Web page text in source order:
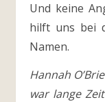
Und keine
hilft uns bei
Namen.
Hannah
war lange